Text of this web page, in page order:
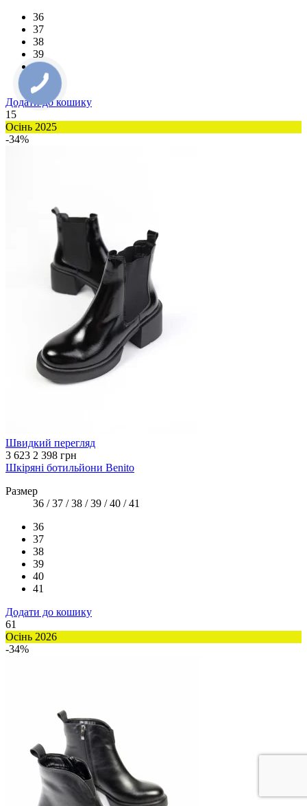
36
37
38
39
40
41
Додати до кошику
15
Осінь 2025
-34%
Швидкий перегляд
3 623 2 398 грн
Шкіряні ботильйони Benito
Размер
36 / 37 / 38 / 39 / 40 / 41
36
37
38
39
40
41
Додати до кошику
61
Осінь 2026
-34%